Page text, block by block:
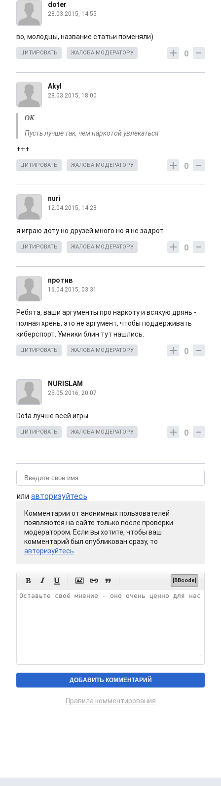
doter
28.03.2015, 14:55
во, молодцы, название статьи поменяли)
0
ЦИТИРОВАТЬ ЖАЛОБА МОДЕРАТОРУ
Akyl
28.03.2015, 18:00
ОК
Пусть лучше так, чем наркотой увлекаться
+++
0
ЦИТИРОВАТЬ ЖАЛОБА МОДЕРАТОРУ
nuri
12.04.2015, 14:28
я играю доту но друзей много но я не задрот
0
ЦИТИРОВАТЬ ЖАЛОБА МОДЕРАТОРУ
против
16.04.2015, 03:31
Ребята, ваши аргументы про наркоту и всякую дрянь -
полная хрень, это не аргумент, чтобы поддерживать
киберспорт. Умники блин тут нашлись.
0
ЦИТИРОВАТЬ ЖАЛОБА МОДЕРАТОРУ
NURISLAM
25.05.2016, 20:07
Dota лучше всей игры
0
ЦИТИРОВАТЬ ЖАЛОБА МОДЕРАТОРУ
или авторизуйтесь
Комментарии от анонимных пользователей
появляются на сайте только после проверки
модератором. Если вы хотите, чтобы ваш
комментарий был опубликован сразу, то
авторизуйтесь
      [BBcode]
Правила комментирования